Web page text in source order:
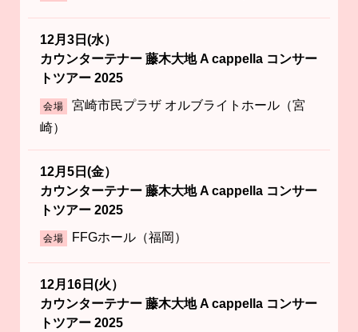
12月3日(水）
カウンターテナー 藤木大地 A cappella コンサー
トツアー 2025
会場
宮崎市民プラザ オルブライトホール（宮
崎）
12月5日(金）
カウンターテナー 藤木大地 A cappella コンサー
トツアー 2025
会場 FFGホール（福岡）
12月16日(火）
カウンターテナー 藤木大地 A cappella コンサー
トツアー 2025